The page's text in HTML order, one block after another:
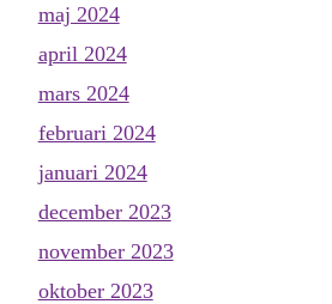
maj 2024
april 2024
mars 2024
februari 2024
januari 2024
december 2023
november 2023
oktober 2023